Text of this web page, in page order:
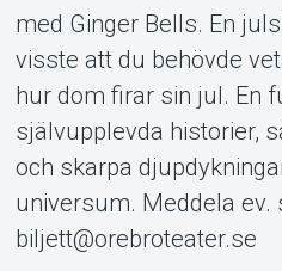
Om
med Ginger Bells. En
visste att du behövde
hur dom firar sin jul. En
självupplevda historier,
och skarpa
universum. Meddela ev.
biljett@orebroteater.se